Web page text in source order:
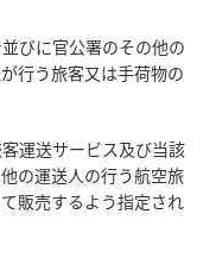
びに官公署のその他の
行う旅客又は手荷物の
運送サービス及び当該
の運送人の行う航空旅
販売するよう指定され